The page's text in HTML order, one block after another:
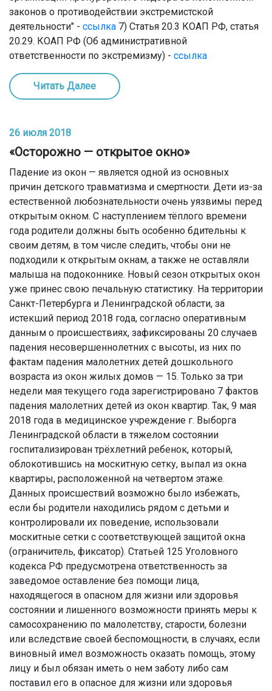
законов о противодействии экстремистской
деятельности" - ссылка 7) Статья 20.3 КОАП РФ, статья
20.29. КОАП РФ (Об административной
ответственности по экстремизму) - ссылка
Читать Далее
26 июля 2018
«Осторожно — открытое окно»
Падение из окон — является одной из основных
причин детского травматизма и смертности. Дети из-за
естественной любознательности очень уязвимы перед
открытым окном. С наступлением тёплого времени
года родители должны быть особенно бдительны к
своим детям, в том числе следить, чтобы они не
подходили к открытым окнам, а также не оставляли
малыша на подоконнике. Новый сезон открытых окон
уже принес свою печальную статистику. На территории
Санкт-Петербурга и Ленинградской области, за
истекший период 2018 года, согласно оперативным
данным о происшествиях, зафиксированы 20 случаев
падения несовершеннолетних с высоты, из них по
фактам падения малолетних детей дошкольного
возраста из окон жилых домов — 15. Только за три
недели мая текущего года зарегистрировано 7 фактов
падения малолетних детей из окон квартир. Так, 9 мая
2018 года в медицинское учреждение г. Выборга
Ленинградской области в тяжелом состоянии
госпитализирован трёхлетний ребенок, который,
облокотившись на москитную сетку, выпал из окна
квартиры, расположенной на четвертом этаже.
Данных происшествий возможно было избежать,
если бы родители находились рядом с детьми и
контролировали их поведение, использовали
москитные сетки с соответствующей защитой окна
(ограничитель, фиксатор). Статьей 125 Уголовного
кодекса РФ предусмотрена ответственность за
заведомое оставление без помощи лица,
находящегося в опасном для жизни или здоровья
состоянии и лишенного возможности принять меры к
самосохранению по малолетству, старости, болезни
или вследствие своей беспомощности, в случаях, если
виновный имел возможность оказать помощь, этому
лицу и был обязан иметь о нем заботу либо сам
поставил его в опасное для жизни или здоровья